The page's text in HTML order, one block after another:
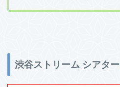
渋谷ストリーム シアタ